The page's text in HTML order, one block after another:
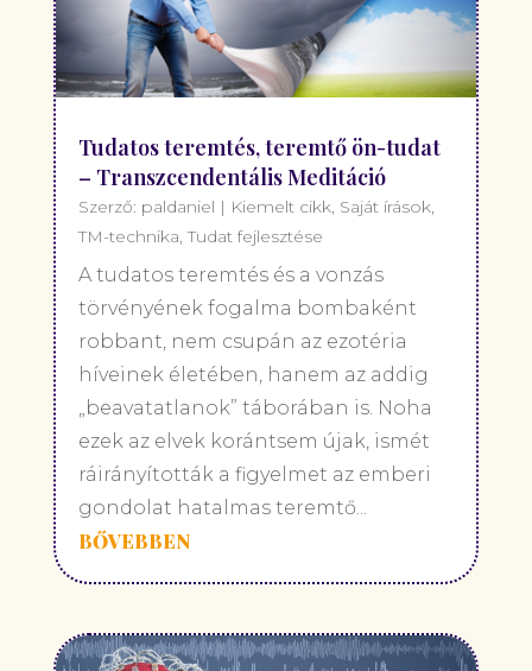
Tudatos teremtés, teremtő ön-tudat
– Transzcendentális Meditáció
Szerző: paldaniel | Kiemelt cikk, Saját írások,
TM-technika,Tudat fejlesztése
A tudatos teremtés és a vonzás
törvényének fogalma bombaként
robbant, nem csupán az ezotéria
híveinek életében, hanem az addig
„beavatatlanok” táborában is. Noha
ezek az elvek korántsem újak, ismét
ráirányították a figyelmet az emberi
gondolat hatalmas teremtő...
BŐVEBBEN